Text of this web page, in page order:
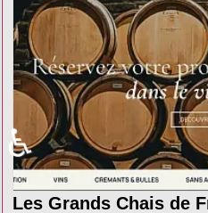
Les Grands Chais de